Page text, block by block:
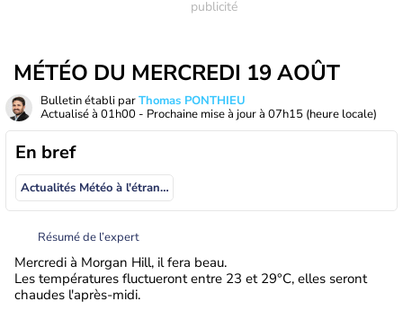
MÉTÉO DU MERCREDI 19 AOÛT
Bulletin établi parThomas PONTHIEU
Actualisé à 01h00 - Prochaine mise à jour à 07h15 (heure locale)
En bref
Actualités Météo à l'étranger
Résumé de l’expert
Mercredi à Morgan Hill, il fera beau.
Les températures fluctueront entre 23 et 29°C, elles seront
chaudes l'après-midi.